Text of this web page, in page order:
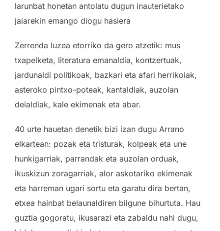
larunbat honetan antolatu dugun inauterietako
jaiarekin emango diogu hasiera
Zerrenda luzea etorriko da gero atzetik: mus
txapelketa, literatura emanaldia, kontzertuak,
jardunaldi politikoak, bazkari eta afari herrikoiak,
asteroko pintxo-poteak, kantaldiak, auzolan
deialdiak, kale ekimenak eta abar.
40 urte hauetan denetik bizi izan dugu Arrano
elkartean: pozak eta tristurak, kolpeak eta une
hunkigarriak, parrandak eta auzolan orduak,
ikuskizun zoragarriak, alor askotariko ekimenak
eta harreman ugari sortu eta garatu dira bertan,
etxea hainbat belaunaldiren bilgune bihurtuta. Hau
guztia gogoratu, ikusarazi eta zabaldu nahi dugu,